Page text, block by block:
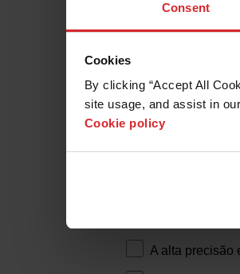
Consent
Cookies
By clicking “Accept All
site usage, and assist in
Cookie policy
Para ajudar a
perguntas abaixo
Você precisa
Você tem várias
As mudanças
A alta precisão